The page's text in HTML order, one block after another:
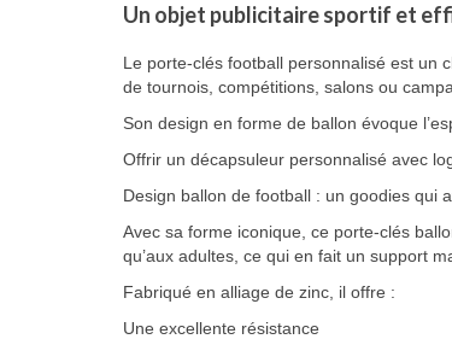
Un objet publicitaire sportif et
Le porte-clés football personnalisé est un
de tournois, compétitions, salons ou
Son design en forme de ballon évoque
Offrir un décapsuleur personnalisé avec
Design ballon de football : un goodies qui
Avec sa forme iconique, ce porte-clés
qu’aux adultes, ce qui en fait un support
Fabriqué en alliage de zinc, il offre :
Une excellente résistance